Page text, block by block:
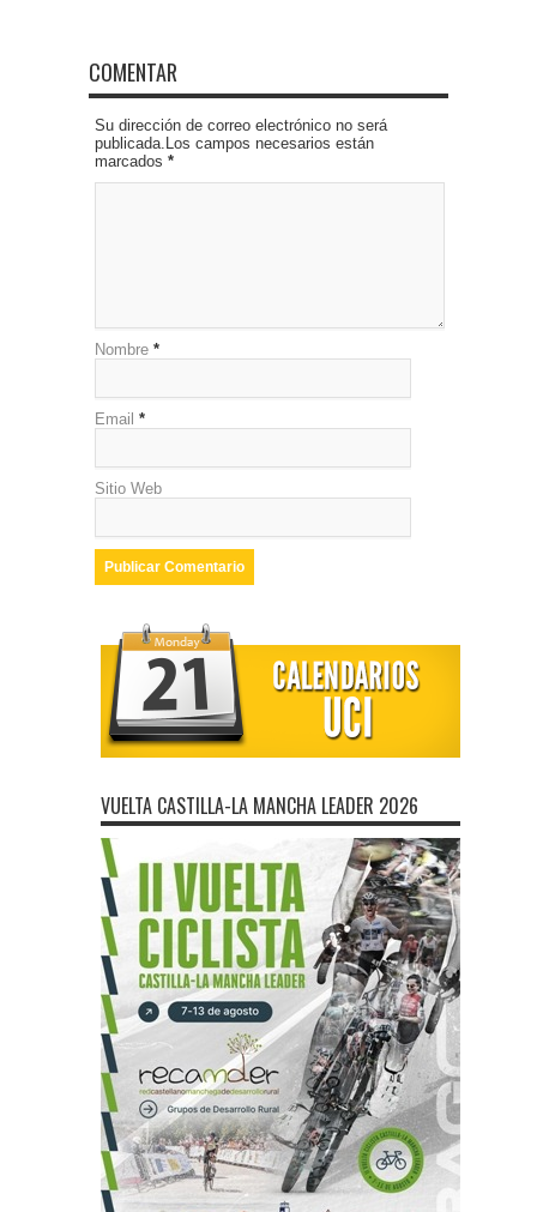
COMENTAR
Su dirección de correo electrónico no será
publicada.Los campos necesarios están
marcados *
Nombre *
Email *
Sitio Web
VUELTA CASTILLA-LA MANCHA LEADER 2026